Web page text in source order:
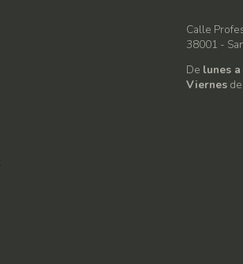
Calle
38001 -
De lunes
Viernesde